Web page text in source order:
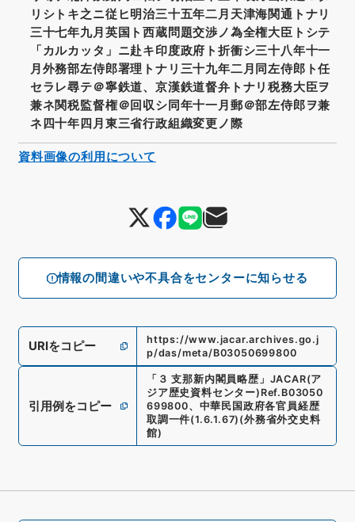
情報の間違いや不具合をセンターに知らせる
リシトキ之ニ従ヒ明治三十五年二月天津海関通トナリ
三十七年九月英国ト西蔵問題交渉ノ為全権大臣トシテ
「カルカッタ」ニ赴キ印度政府ト折衝シ三十八年十一
月外務部左侍郎署理トナリ三十九年二月同左侍郎ト任
セラレ尋テ＠寧鉄道、京漢鉄道督弁トナリ税務大臣ヲ
兼ネ関税監督権＠回収シ同年十一月郵＠部左侍郎ヲ兼
ネ四十年四月東三省行政組織変更ノ際
URIをコピー
https://www.jacar.archives.go.j
p/das/meta/B03050699800
引用例をコピー
「 ３ 支那新内閣員略歴 」 JACAR(ア
ジア歴史資料センター) Ref. B03050
699800、 中華民国政府各官員経歴
取調一件(1.6.1.67) (外務省外交史料
館)
資料画像の利用について